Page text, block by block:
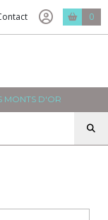
0
MONTS D'OR